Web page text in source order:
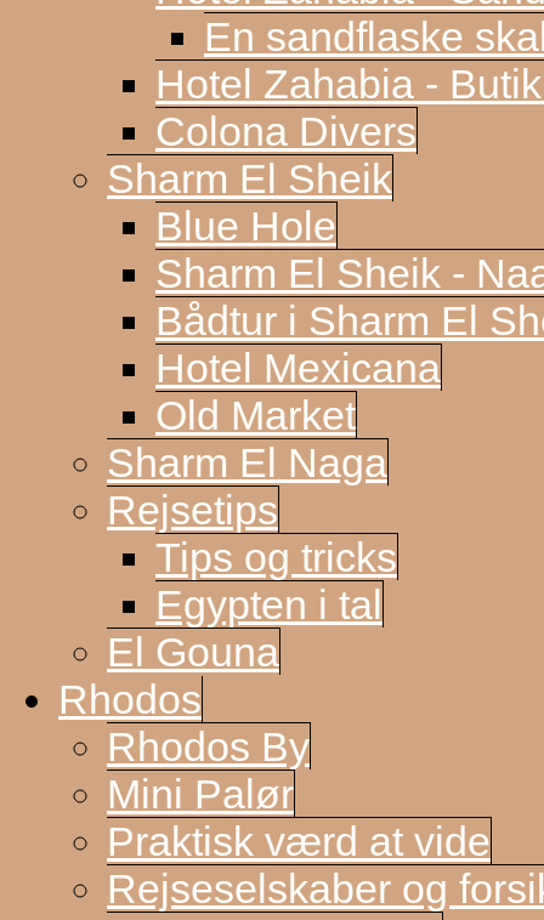
En sandflaske
Hotel Zahabia -
Colona Divers
Sharm El Sheik
Blue Hole
Sharm El Sheik -
Bådtur i Sharm El
Hotel Mexicana
Old Market
Sharm El Naga
Rejsetips
Tips og tricks
Egypten i tal
El Gouna
Rhodos
Rhodos By
Mini Palør
Praktisk værd at vide
Rejseselskaber og